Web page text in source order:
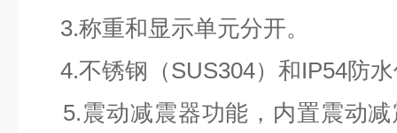
3.称重和显示单元分开。
4.不锈钢（SUS304）和IP54防
5.震动减震器功能，内置震动减